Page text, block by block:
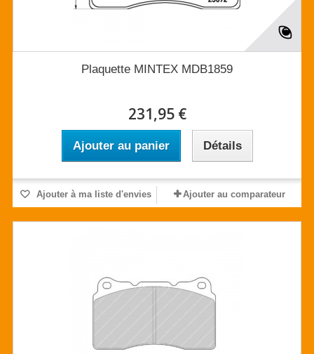
Plaquette MINTEX MDB1859
231,95 €
Ajouter au panier Détails
Ajouter à ma liste d'envies Ajouter au comparateur